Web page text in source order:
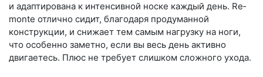
и адаптирована к интенсивной носке каждый день. Re­
mon­te отлично сидит, благодаря продуманной
конструкции, и снижает тем самым нагрузку на ноги,
что особенно заметно, если вы весь день активно
двигаетесь. Плюс не требует слишком сложного ухода.